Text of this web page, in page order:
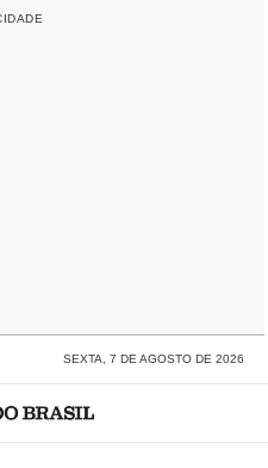
SEXTA, 7 DE AGOSTO DE 2026